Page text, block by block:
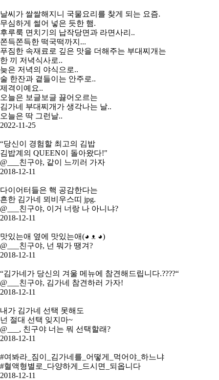
날씨가 쌀쌀해지니 국물요리를 찾게 되는 요즘.
무심하게 썰어 넣은 듯한 햄.
후루룩 면치기의 납작당면과 라면사리..
쫀득쫀득한 떡국떡까지...
푸짐한 속재료로 깊은 맛을 더해주는 부대찌개는
한 끼 저녁식사로..
늦은 저녁의 야식으로..
술 한잔과 곁들이는 안주로..
제격이예요..
오늘은 보글보글 끓어오르는
김가네 부대찌개가 생각나는 날..
오늘은 딱 그런날..
2022-11-25
“당신이 경험할 최고의 김밥
김밥계의 QUEEN이 돌아왔다!"
@___친구야, 같이 느끼러 가자
2018-12-11
다이어터들은 핵 공감한다는
흔한 김가네 뫼비우스띠 jpg.
@___친구야, 이거 너랑 나 아니냐?
2018-12-11
맛있는애 옆에 맛있는애(◕ ᴥ ◕)
@___친구야, 넌 뭐가 땡겨?
2018-12-11
“김가네가 당신의 겨울 메뉴에 참견해드립니다.????“
@___친구야, 김가네 참견하러 가자!
2018-12-11
내가 김가네 선택 못해도
넌 절대 선택 잊지마~
@___, 친구야 너는 뭐 선택할래?
2018-12-11
#여봐라_짐이_김가네를_어떻게_먹어야_하느냐
#혈액형별로_다양하게_드시면_되옵니다
2018-12-11